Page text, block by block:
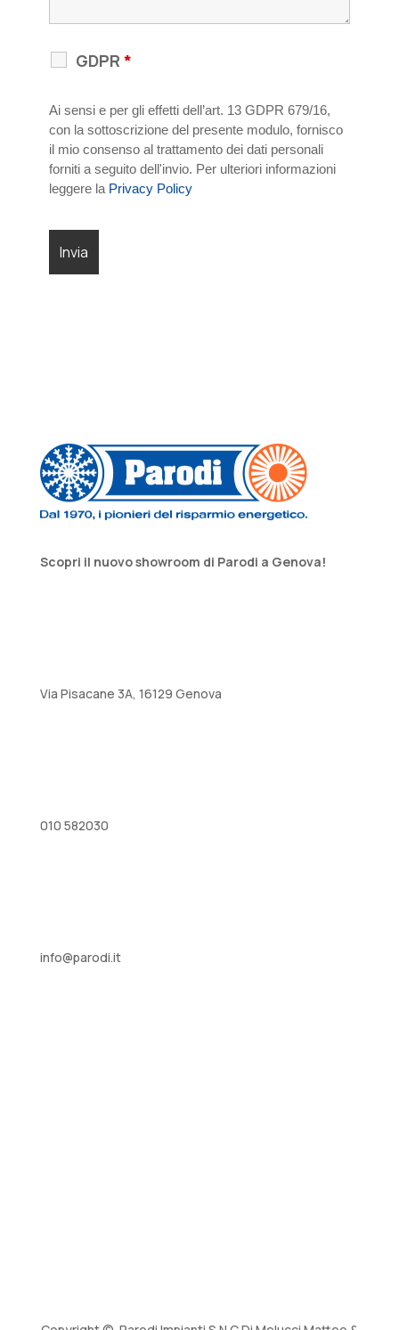
GDPR *
Ai sensi e per gli effetti dell’art. 13 GDPR 679/16,
con la sottoscrizione del presente modulo, fornisco
il mio consenso al trattamento dei dati personali
forniti a seguito dell'invio. Per ulteriori informazioni
leggere la Privacy Policy
Scopri il nuovo showroom di Parodi a Genova!
Via Pisacane 3A, 16129 Genova
010 582030
info@parodi.it